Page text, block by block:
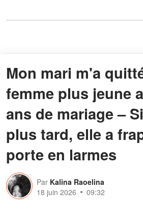
Mon mari m'a
femme plus jeune
ans de mariage –
plus tard, elle a
porte en larmes
Par Kalina Raoelina
18 juin 2026
09:32